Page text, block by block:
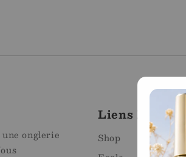
onglerie
Liens Rapides
Shop